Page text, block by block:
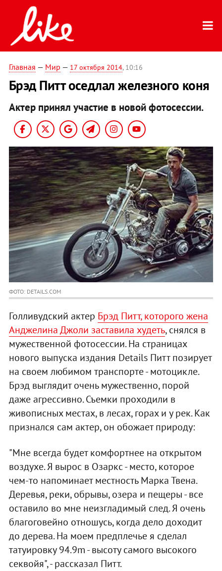
Главная — Мир — 17 октября 2014, 10:16
Брэд Питт оседлал железного коня
Актер принял участие в новой фотосессии.
ФОТО: DETAILS.COM
Голливудский актер Брэд Питт, которого жена
Анджелина Джоли заставила худеть, снялся в
мужественной фотосессии. На страницах
нового выпуска издания Details Питт позирует
на своем любимом транспорте - мотоцикле.
Брэд выглядит очень мужественно, порой
даже агрессивно. Съемки проходили в
живописных местах, в лесах, горах и у рек. Как
признался сам актер, он обожает природу:
"Мне всегда будет комфортнее на открытом
воздухе. Я вырос в Озаркс - место, которое
чем-то напоминает местность Марка Твена.
Деревья, реки, обрывы, озера и пещеры - все
оставило во мне неизгладимый след. Я очень
благоговейно отношусь, когда дело доходит
до дерева. На моем предплечье я сделал
татуировку 94.9m - высоту самого высокого
секвойя", - рассказал Питт.